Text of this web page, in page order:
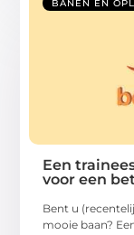
BANEN EN
Een
voor een
Bent u
mooie baan?